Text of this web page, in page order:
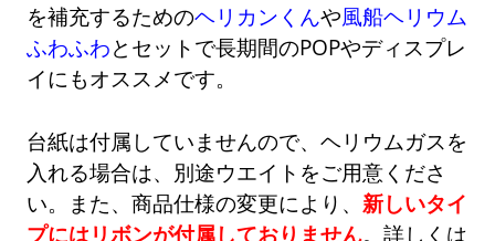
を補充するためのヘリカンくんや風船ヘリウム
ふわふわとセットで長期間のPOPやディスプレ
イにもオススメです。
台紙は付属していませんので、ヘリウムガスを
入れる場合は、別途ウエイトをご用意くださ
い。また、商品仕様の変更により、新しいタイ
プにはリボンが付属しておりません。詳しくは